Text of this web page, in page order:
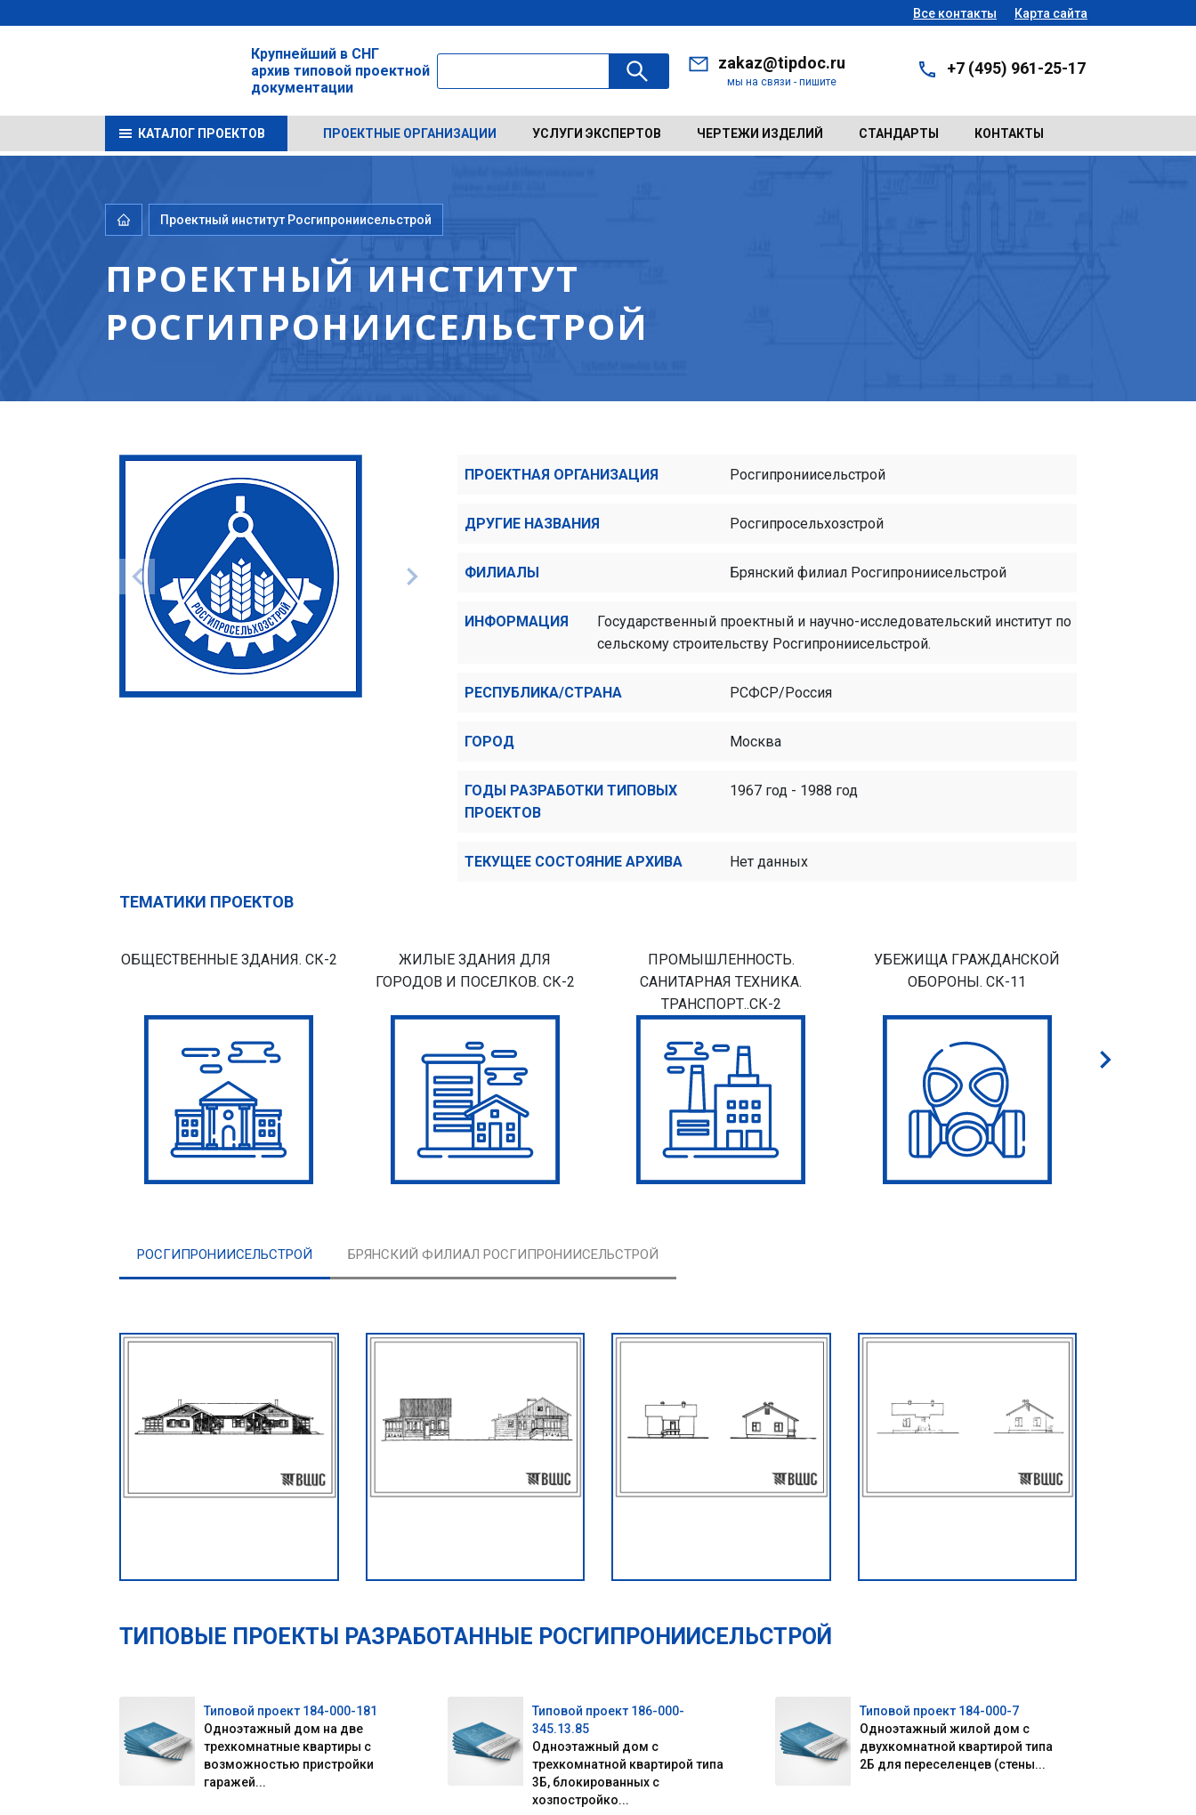
Все контакты Карта сайта
Крупнейший в СНГ
архив типовой проектной
документации
zakaz@tipdoc.ru
мы на связи - пишите
+7 (495) 961-25-17
КАТАЛОГ ПРОЕКТОВ ПРОЕКТНЫЕ ОРГАНИЗАЦИИ УСЛУГИ ЭКСПЕРТОВ ЧЕРТЕЖИ ИЗДЕЛИЙ СТАНДАРТЫ КОНТАКТЫ
Проектный институт Росгипрониисельстрой
ПРОЕКТНЫЙ ИНСТИТУТ
РОСГИПРОНИИСЕЛЬСТРОЙ
ПРОЕКТНАЯ ОРГАНИЗАЦИЯ Росгипрониисельстрой
ДРУГИЕ НАЗВАНИЯ Росгипросельхозстрой
ФИЛИАЛЫ Брянский филиал Росгипрониисельстрой
ИНФОРМАЦИЯ
Государственный проектный и научно-исследовательский институт по
сельскому строительству Росгипрониисельстрой.
РЕСПУБЛИКА/СТРАНА РСФСР/Россия
ГОРОД Москва
ГОДЫ РАЗРАБОТКИ ТИПОВЫХ
ПРОЕКТОВ
1967 год - 1988 год
ТЕКУЩЕЕ СОСТОЯНИЕ АРХИВА Нет данных
ТЕМАТИКИ ПРОЕКТОВ
ОБЩЕСТВЕННЫЕ ЗДАНИЯ. СК-2
ЖИЛЫЕ ЗДАНИЯ ДЛЯ
ГОРОДОВ И ПОСЕЛКОВ. СК-2
ПРОМЫШЛЕННОСТЬ.
САНИТАРНАЯ ТЕХНИКА.
ТРАНСПОРТ..СК-2
УБЕЖИЩА ГРАЖДАНСКОЙ
ОБОРОНЫ. СК-11
РОСГИПРОНИИСЕЛЬСТРОЙ БРЯНСКИЙ ФИЛИАЛ РОСГИПРОНИИСЕЛЬСТРОЙ
ТИПОВЫЕ ПРОЕКТЫ РАЗРАБОТАННЫЕ РОСГИПРОНИИСЕЛЬСТРОЙ
Типовой проект 184-000-181
Одноэтажный дом на две
трехкомнатные квартиры с
возможностью пристройки
гаражей...
Типовой проект 186-000-
345.13.85
Одноэтажный дом с
трехкомнатной квартирой типа
3Б, блокированных с
хозпостройко...
Типовой проект 184-000-7
Одноэтажный жилой дом с
двухкомнатной квартирой типа
2Б для переселенцев (стены...